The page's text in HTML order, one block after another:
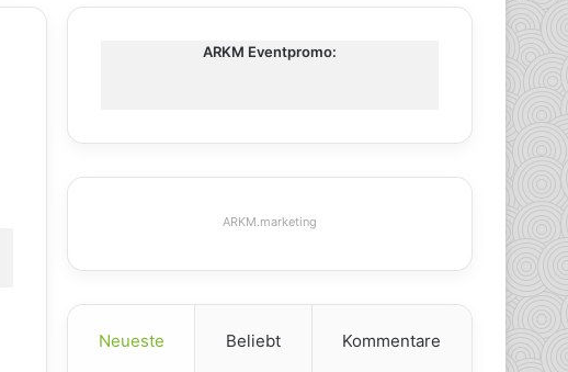
ARKM Eventpromo:
ARKM.marketing
Neueste Beliebt Kommentare